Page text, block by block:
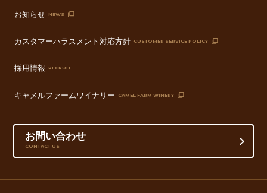
お知らせ NEWS
カスタマーハラスメント対応方針 CUSTOMER SERVICE POLICY
採用情報 RECRUIT
キャメルファームワイナリー CAMEL FARM WINERY
お問い合わせ
CONTACT US